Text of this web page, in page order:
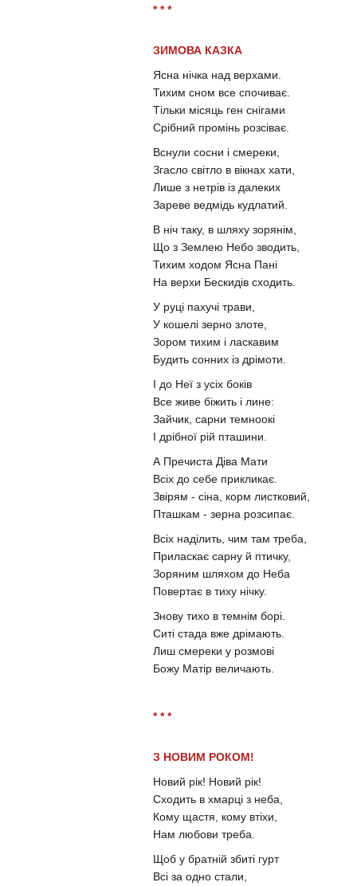
* * *
ЗИМОВА КАЗКА
Ясна нічка над верхами.
Тихим сном все спочиває.
Тільки місяць ген снігами
Срібний промінь розсіває.
Вснули сосни і смереки,
Згасло світло в вікнах хати,
Лише з нетрів із далеких
Зареве ведмідь кудлатий.
В ніч таку, в шляху зорянім,
Що з Землею Небо зводить,
Тихим ходом Ясна Пані
На верхи Бескидів сходить.
У руці пахучі трави,
У кошелі зерно злоте,
Зором тихим і ласкавим
Будить сонних із дрімоти.
І до Неї з усіх боків
Все живе біжить і лине:
Зайчик, сарни темноокі
І дрібної рій пташини.
А Пречиста Діва Мати
Всіх до себе прикликає.
Звірям - сіна, корм листковий,
Пташкам - зерна розсипає.
Всіх наділить, чим там треба,
Приласкає сарну й птичку,
Зоряним шляхом до Неба
Повертає в тиху нічку.
Знову тихо в темнім борі.
Ситі стада вже дрімають.
Лиш смереки у розмові
Божу Матір величають.
* * *
З НОВИМ РОКОМ!
Новий рік! Новий рік!
Сходить в хмарці з неба,
Кому щастя, кому втіхи,
Нам любови треба.
Щоб у братній збиті гурт
Всі за одно стали,